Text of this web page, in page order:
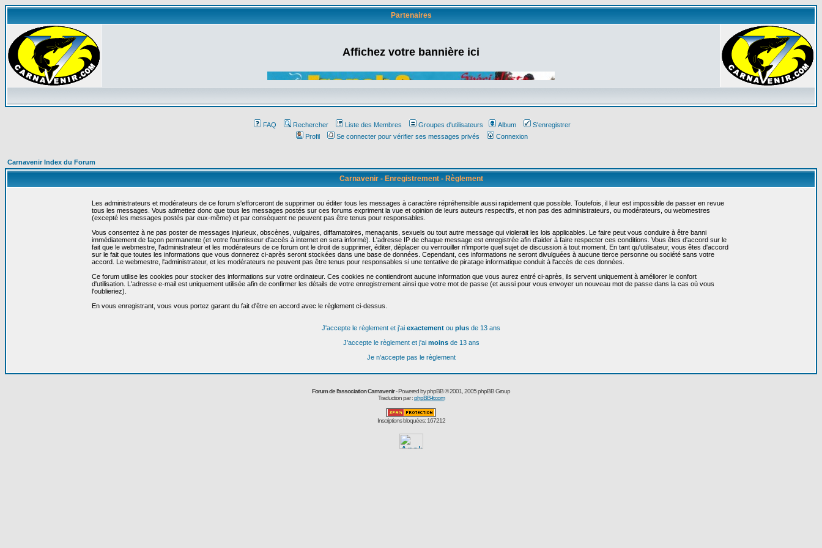
Partenaires
Affichez votre bannière ici
FAQ Rechercher Liste des Membres Groupes d'utilisateurs Album
S'enregistrer
Profil
Se connecter pour vérifier ses messages privés Connexion
Carnavenir Index du Forum
Carnavenir - Enregistrement - Règlement
Les administrateurs et modérateurs de ce forum s'efforceront de supprimer ou éditer tous les messages à caractère répréhensible aussi rapidement que possible. Toutefois, il leur est impossible de passer en revue
tous les messages. Vous admettez donc que tous les messages postés sur ces forums expriment la vue et opinion de leurs auteurs respectifs, et non pas des administrateurs, ou modérateurs, ou webmestres
(excepté les messages postés par eux-même) et par conséquent ne peuvent pas être tenus pour responsables.
Vous consentez à ne pas poster de messages injurieux, obscènes, vulgaires, diffamatoires, menaçants, sexuels ou tout autre message qui violerait les lois applicables. Le faire peut vous conduire à être banni
immédiatement de façon permanente (et votre fournisseur d'accès à internet en sera informé). L'adresse IP de chaque message est enregistrée afin d'aider à faire respecter ces conditions. Vous êtes d'accord sur le
fait que le webmestre, l'administrateur et les modérateurs de ce forum ont le droit de supprimer, éditer, déplacer ou verrouiller n'importe quel sujet de discussion à tout moment. En tant qu'utilisateur, vous êtes d'accord
sur le fait que toutes les informations que vous donnerez ci-après seront stockées dans une base de données. Cependant, ces informations ne seront divulguées à aucune tierce personne ou société sans votre
accord. Le webmestre, l'administrateur, et les modérateurs ne peuvent pas être tenus pour responsables si une tentative de piratage informatique conduit à l'accès de ces données.
Ce forum utilise les cookies pour stocker des informations sur votre ordinateur. Ces cookies ne contiendront aucune information que vous aurez entré ci-après, ils servent uniquement à améliorer le confort
d'utilisation. L'adresse e-mail est uniquement utilisée afin de confirmer les détails de votre enregistrement ainsi que votre mot de passe (et aussi pour vous envoyer un nouveau mot de passe dans la cas où vous
l'oublieriez).
En vous enregistrant, vous vous portez garant du fait d'être en accord avec le règlement ci-dessus.
J'accepte le règlement et j'ai exactement ou plus de 13 ans
J'accepte le règlement et j'ai moinsde 13 ans
Je n'accepte pas le règlement
Forum de l'association Carnavenir- Powered byphpBB© 2001, 2005 phpBB Group
Traduction par :phpBB-fr.com
Inscriptions bloquées: 167212